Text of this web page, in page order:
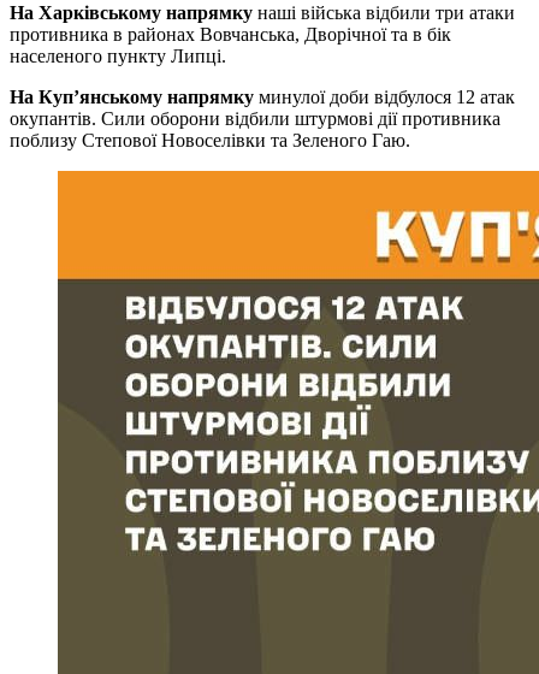
На Харківському напрямку наші війська відбили три атаки
противника в районах Вовчанська, Дворічної та в бік
населеного пункту Липці.
На Куп’янському напрямку минулої доби відбулося 12 атак
окупантів. Сили оборони відбили штурмові дії противника
поблизу Степової Новоселівки та Зеленого Гаю.